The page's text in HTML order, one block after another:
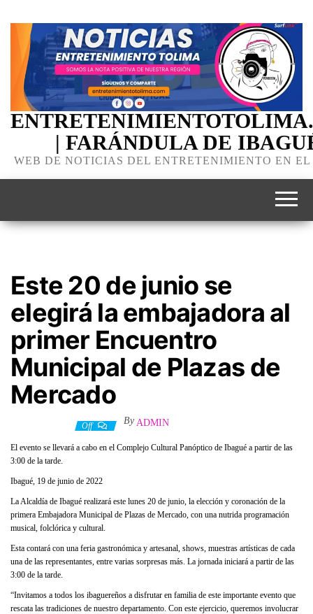
| FARÁNDULA DE
WEB DE NOTICIAS DEL ENTRETENIMIENTO EN
Este 20 de junio se
elegirá la embajadora al
primer Encuentro
Municipal de Plazas de
Mercado
Off By ADMIN
El evento se llevará a cabo en el Complejo Cultural Panóptico de Ibagué a partir de las
3:00 de la tarde.
Ibagué, 19 de junio de 2022
La Alcaldía de Ibagué realizará este lunes 20 de junio, la elección y coronación de la
primera Embajadora Municipal de Plazas de Mercado, con una nutrida programación
musical, folclórica y cultural.
Esta contará con una feria gastronómica y artesanal, shows, muestras artísticas de cada
una de las representantes, entre varias sorpresas más. La jornada iniciará a partir de las
3:00 de la tarde.
“Invitamos a todos los ibaguereños a disfrutar en familia de este importante evento que
rescata las tradiciones de nuestro departamento. Con este ejercicio, queremos involucrar